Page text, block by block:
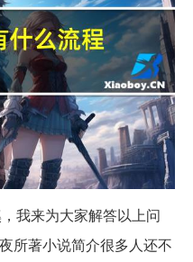
我来为大家解答以上问
所著小说简介很多人还不